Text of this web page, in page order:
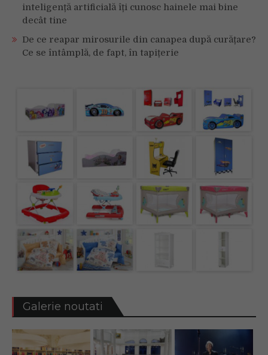
inteligență artificială îți cunosc hainele mai bine
decât tine
De ce reapar mirosurile din canapea după curățare?
Ce se întâmplă, de fapt, în tapițerie
Galerie noutati